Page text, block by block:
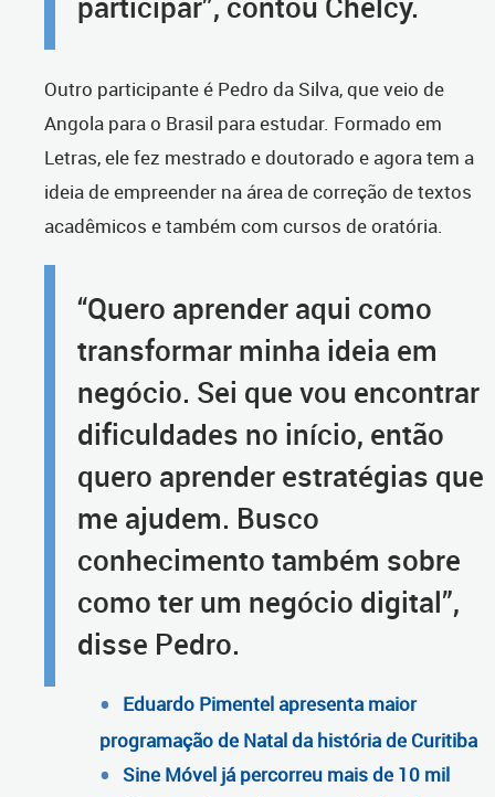
Outro participante é Pedro da Silva, que veio de
Angola para o Brasil para estudar. Formado em
Letras, ele fez mestrado e doutorado e agora tem a
ideia de empreender na área de correção de textos
acadêmicos e também com cursos de oratória.
“Quero aprender aqui como
transformar minha ideia em
negócio. Sei que vou encontrar
dificuldades no início, então
quero aprender estratégias que
me ajudem. Busco
conhecimento também sobre
como ter um negócio digital”,
disse Pedro.
Eduardo Pimentel apresenta maior
programação de Natal da história de Curitiba
Sine Móvel já percorreu mais de 10 mil